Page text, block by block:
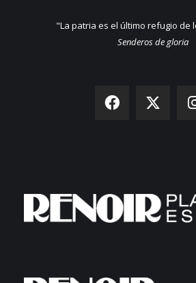
"La patria es el último refugio de
Senderos de gloria